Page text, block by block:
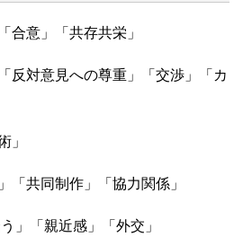
合意」「共存共栄」
反対意見への尊重」「交渉」「カ
」
「共同制作」「協力関係」
」「親近感」「外交」